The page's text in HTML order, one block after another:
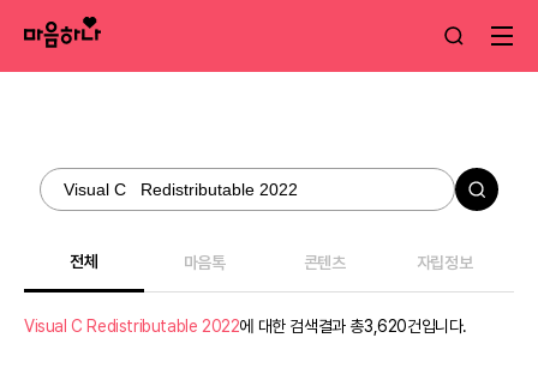
전체 마음톡 콘텐츠 자립정보
Visual C Redistributable 2022에 대한 검색결과 총3,620건입니다.